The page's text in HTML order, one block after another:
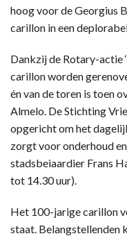
hoog voor de Georgius
carillon in een
Dankzij de Rotary-actie
carillon worden
én van de toren is toen
Almelo. De Stichting
opgericht om het
zorgt voor onderhoud
stadsbeiaardier Frans
tot 14.30 uur).
Het 100-jarige carillon
staat. Belangstellenden